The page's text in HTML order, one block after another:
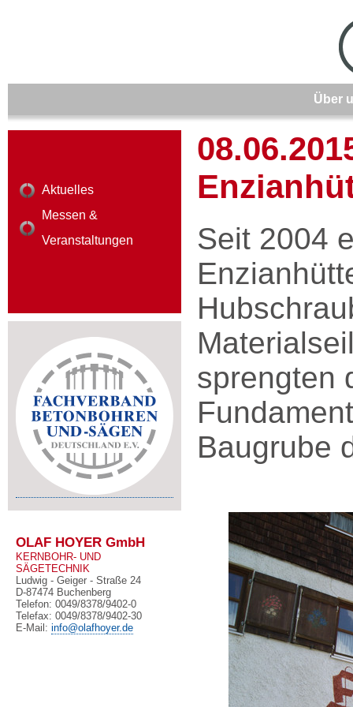
Über
Aktuelles
Messen &
Veranstaltungen
OLAF HOYER GmbH
KERNBOHR- UND
SÄGETECHNIK
Ludwig - Geiger - Straße 24
D-87474 Buchenberg
Telefon: 0049/8378/9402-0
Telefax: 0049/8378/9402-30
E-Mail: info@olafhoyer.de
Seit 2004
sprengten
Baugrube